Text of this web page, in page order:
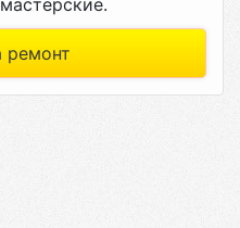
ремонт